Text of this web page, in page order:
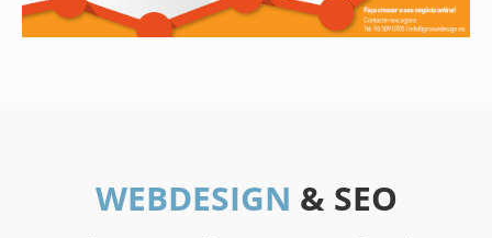
WEBDESIGN & SEO